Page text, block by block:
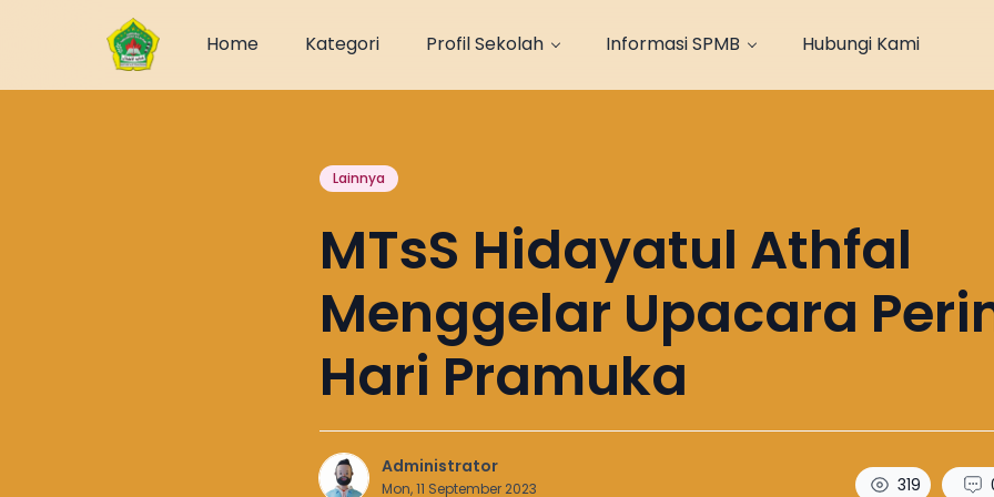
Home Kategori Profil Sekolah Informasi SPMB Hubungi Kami
Lainnya
MTsS Hidayatul Athfal
Menggelar Upacara
Hari Pramuka
Administrator
Mon, 11 September 2023 319